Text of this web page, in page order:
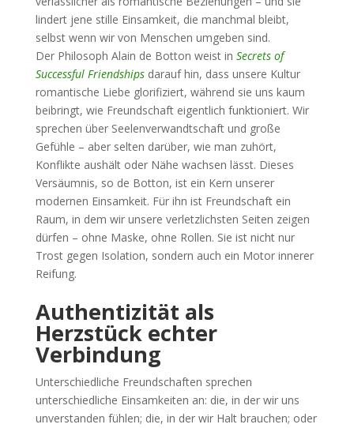
lindert jene stille Einsamkeit, die manchmal bleibt,
selbst wenn wir von Menschen umgeben sind.
Der Philosoph Alain de Botton weist in Secrets of
Successful Friendshipsdarauf hin, dass unsere Kultur
romantische Liebe glorifiziert, während sie uns kaum
beibringt, wie Freundschaft eigentlich funktioniert. Wir
sprechen über Seelenverwandtschaft und große
Gefühle – aber selten darüber, wie man zuhört,
Konflikte aushält oder Nähe wachsen lässt. Dieses
Versäumnis, so de Botton, ist ein Kern unserer
modernen Einsamkeit. Für ihn ist Freundschaft ein
Raum, in dem wir unsere verletzlichsten Seiten zeigen
dürfen – ohne Maske, ohne Rollen. Sie ist nicht nur
Trost gegen Isolation, sondern auch ein Motor innerer
Reifung.
Authentizität als
Herzstück echter
Verbindung
Unterschiedliche Freundschaften sprechen
unterschiedliche Einsamkeiten an: die, in der wir uns
unverstanden fühlen; die, in der wir Halt brauchen; oder